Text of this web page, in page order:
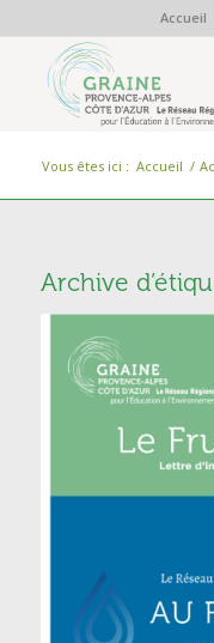
Accueil
Vous êtes ici : Accueil /
Archive